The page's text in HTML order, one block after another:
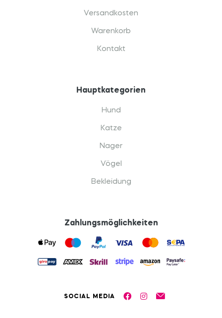
Versandkosten
Warenkorb
Kontakt
Hauptkategorien
Hund
Katze
Nager
Vögel
Bekleidung
Zahlungsmöglichkeiten
SOCIAL MEDIA